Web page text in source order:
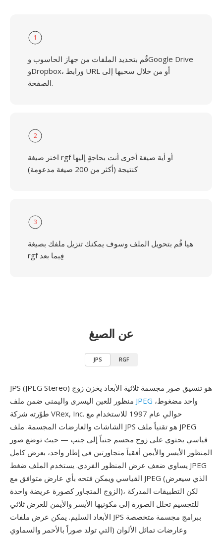
1
قُم بتحديد الملفات من جهاز الحاسوب وGoogle Drive
وDropbox، ورابط URL أو من خلال سحبها إلى
الصفحة.
2
اختر صيغة rgf أو أية صيغة أخرى أنت بحاجةٍ إليها
كنتيجة (أكثر من 200 صيغة مدعومة)
3
هيا قُم بتحويل الملف وسوف يمكنك تنزيل ملفك بصيغة
rgf فِيما بعد
عن الصيغ
JPS RGF
JPS (JPEG Stereo) هو تنسيق صور مجسمة ثلاثية الأبعاد يخزن زوج
JPEG
طوّرته شركة VRex, Inc. حوالي عام 1997 للاستخدام مع
الشاشات والعارضات المجسمة. ملف JPS هو تقنياً ملف JPEG
قياسي يحتوي على زوج مجسم جنباً إلى جنب — حيث توضع صور
المنظور الأيسر والأيمن أفقياً متجاورتين في إطار واحد، بعرض كامل
يساوي ضعف عرض المنظور الفردي. يستخدم الملف ضغط JPEG
القياسي ويمكن فتحه بأي عارض متوافق مع JPEG (الذي سيعرض
الزوج المتجاور كصورة عريضة واحدة)، لكن التطبيقات المدركة
للتجسيم تحلل الصورة إلى مكونيها الأيسر والأيمن للعرض ثلاثي
الأبعاد السليم. يمكن عرض ملفات JPS ببرامج مجسمة متخصصة
وعارضات تماثل الألوان (التي تولد صوراً بالأحمر والسماوي